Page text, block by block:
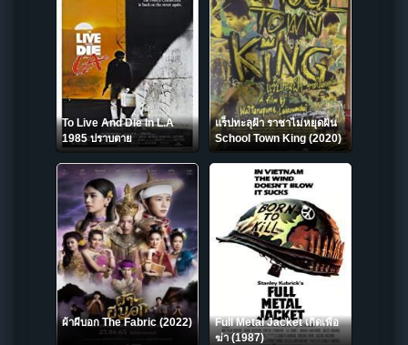
To Live And Die In L.A
1985 ปราบตาย
แร็ปทะลุฝ้า ราชาไม่หยุดฝัน
School Town King (2020)
ผ้าผีบอก The Fabric (2022)
Full Metal Jacket เกิดเพื่อ
ฆ่า (1987)